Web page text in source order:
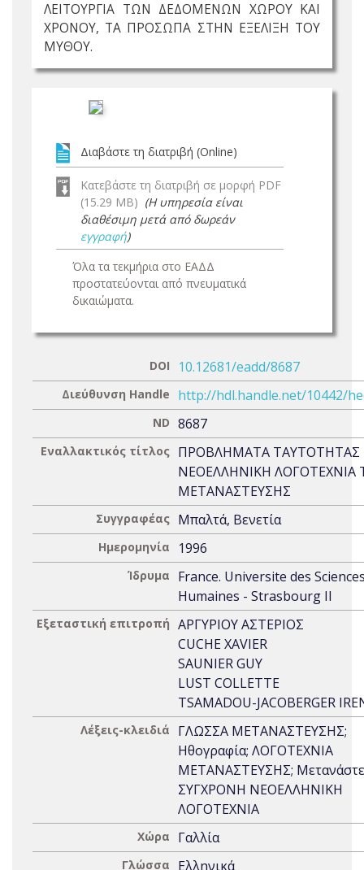
ΛΕΙΤΟΥΡΓΙΑ ΤΩΝ ΔΕΔΟΜΕΝΩΝ ΧΩΡΟΥ ΚΑΙ
ΧΡΟΝΟΥ, ΤΑ ΠΡΟΣΩΠΑ ΣΤΗΝ ΕΞΕΛΙΞΗ ΤΟΥ
ΜΥΘΟΥ.
Διαβάστε τη διατριβή (Online)
Κατεβάστε τη διατριβή σε μορφή PDF
(15.29 MB) (Η υπηρεσία είναι
διαθέσιμη μετά από δωρεάν
εγγραφή)
Όλα τα τεκμήρια στο ΕΑΔΔ
προστατεύονται από πνευματικά
δικαιώματα.
DOI 10.12681/eadd/8687
Διεύθυνση Handle http://hdl.handle.net/10442/
ND 8687
Εναλλακτικός τίτλος ΠΡΟΒΛΗΜΑΤΑ ΤΑΥΤΟΤΗΤΑΣ
ΝΕΟΕΛΛΗΝΙΚΗ ΛΟΓΟΤΕΧΝΙΑ
ΜΕΤΑΝΑΣΤΕΥΣΗΣ
Συγγραφέας Μπαλτά, Βενετία
Ημερομηνία 1996
Ίδρυμα
France. Universite des
Humaines - Strasbourg II
Εξεταστική επιτροπή ΑΡΓΥΡΙΟΥ ΑΣΤΕΡΙΟΣ
CUCHE XAVIER
SAUNIER GUY
LUST COLLETTE
TSAMADOU-JACOBERGER
Λέξεις-κλειδιά
ΓΛΩΣΣΑ ΜΕΤΑΝΑΣΤΕΥΣΗΣ;
Ηθογραφία; ΛΟΓΟΤΕΧΝΙΑ
ΜΕΤΑΝΑΣΤΕΥΣΗΣ;
ΣΥΓΧΡΟΝΗ ΝΕΟΕΛΛΗΝΙΚΗ
ΛΟΓΟΤΕΧΝΙΑ
Χώρα Γαλλία
Γλώσσα Ελληνικά